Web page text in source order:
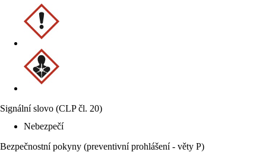
Signální slovo (CLP čl. 20)
Nebezpečí
Bezpečnostní pokyny (preventivní prohlášení - věty P)